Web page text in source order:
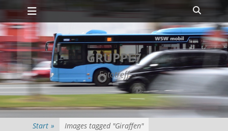
Zum
Inhalt
springen
Primäres Menü
GRUPPE7
Fototreff
Start » Images tagged "Giraffen"